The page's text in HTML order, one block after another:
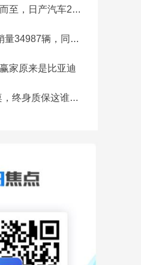
财年一季度财报释放稳健增长信号
长31.74%，全新Ray系列蓄势待发
家原来是比亚迪
质保这谁顶得住？